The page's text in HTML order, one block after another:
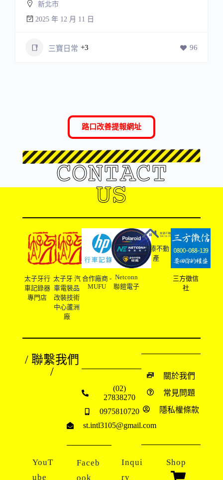
新北市
2025 年 12 月 11 日
三寶日常 +3 96
路口改善提報網址
CONTACT
US
太子牙行
車記錄器
專門店
太子牙 汽
車電裝品
改裝技術
中心蘆洲
廠
合作廠商 -
MUFU
Netconn
聯鎧電子
友溙不動
產
三方徵信
社
/ 聯繫我們
/
(02)
27838270
0975810720
st.intl3105@gmail.com
關於我們
常見問題
隱私權條款
YouT
ube
Faceb
ook
Inqui
ry
Shop